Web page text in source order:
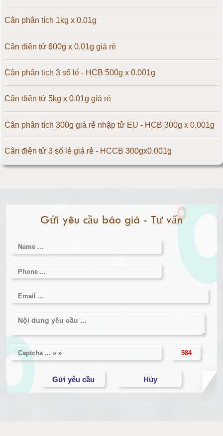
Cân điện tử 60kg
Cân điện tử 100kg
Cân điện tử 150kg
Cân điện tử 200kg
Cân điện tử 300kg
Cân điện tử 500kg
Cân điện tử 3000kg
Cân điện tử 1 tấn
Cân điện tử 2 tấn
Cân điện tử 3 tấn
Cân điện tử 10 tấn
Cân điện tử 15 tấn
Cân phân tích 1kg x 0.01g
Cân điện tử 600g x 0.01g giá rẻ
Cân phân tich 3 số lẻ - HCB 500g x 0.001g
Cân điện tử 5kg x 0.01g giá rẻ
Cân phân tích 300g giá rẻ nhập tử EU - HCB 300g x 0.001g
Cân điện tử 3 số lẻ giá rẻ - HCCB 300gx0.001g
Gửi yêu cầu báo giá - Tư vấn